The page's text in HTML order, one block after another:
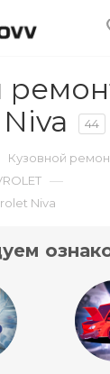
44
Кузовной
—
Niva